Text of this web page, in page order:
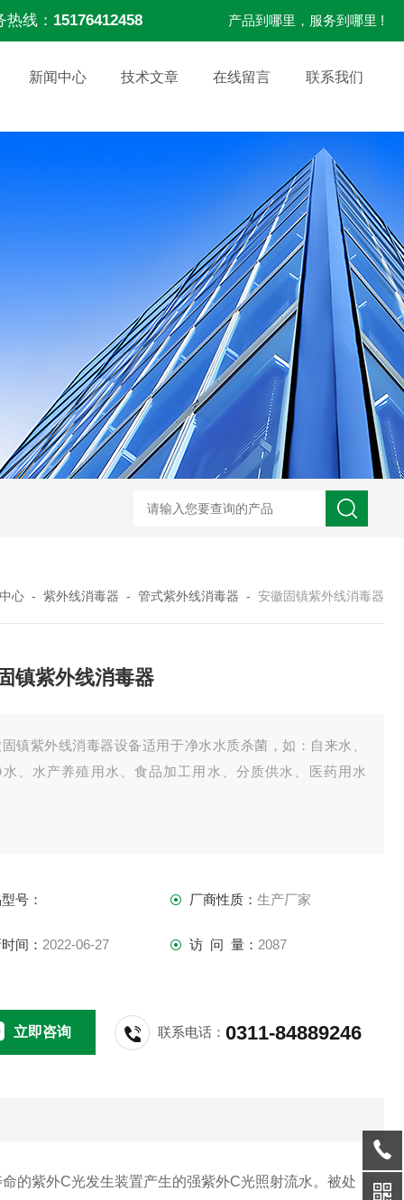
热线： 15176412458 产品到哪里，服务到哪里 !
新闻中心 技术文章 在线留言 联系我们
全程综合水处理器应用范围 水箱自洁消毒器 a型全程综合水处理器安装
心 - 紫外线消毒器 - 管式紫外线消毒器 - 安徽固镇紫外线消毒器
镇紫外线消毒器
镇紫外线消毒器设备适用于净水水质杀菌，如：自来水、
水、水产养殖用水、食品加工用水、分质供水、医药用水
号： 厂商性质： 生产厂家
间： 2022-06-27 访 问 量： 2087
立即咨询 联系电话：0311-84889246
的紫外C光发生装置产生的强紫外C光照射流水。被处